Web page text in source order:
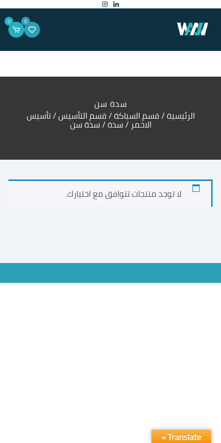
إلى
المحتوى 0
0
سدة سن
الرئيسية/قسم السباكة/قسم التأسيس/تأسيس
الاحمر/سدة/ سدة سن
لا توجد منتجات تتوافق مع اختيارك.
Translate »